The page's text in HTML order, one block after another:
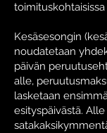
Kesäsesongin
noudatetaan
päivän
alle,
lasketaan
esityspäivästä. Alle